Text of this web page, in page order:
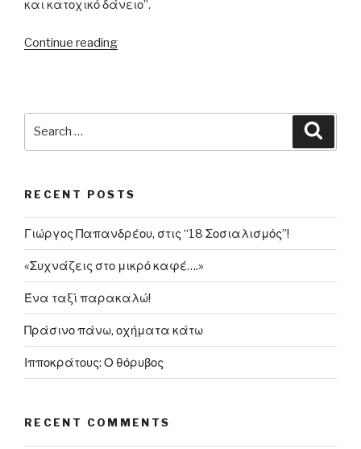
και κατοχικό δάνειο”.
Continue reading“21.1.1998:
από
γερμανική
κατοχή”
RECENT POSTS
Γιώργος Παπανδρέου, στις “18 Σοσιαλισμός”!
«Συχνάζεις στο μικρό καφέ….»
Ένα ταξί παρακαλώ!
Πράσινο πάνω, οχήματα κάτω
Ιπποκράτους: Ο θόρυβος
RECENT COMMENTS